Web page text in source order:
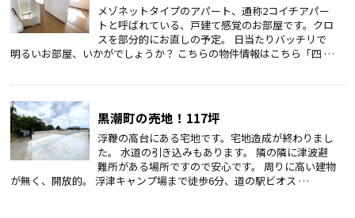
メゾネットタイプのアパート、通称2コイチアパー
トと呼ばれている、戸建て感覚のお部屋です。クロ
スを部分的にお直しの予定。 日当たりバッチリで
明るいお部屋、いかがでしょうか？ こちらの物件情報はこちら「四 …
黒潮町の売地！117坪
浮鞭の高台にある宅地です。宅地造成が終わりまし
た。 水道の引き込みもあります。 隣の隣に津波避
難所がある場所ですので安心です。 周りに高い建物
が無く、開放的。 浮津キャンプ場まで徒歩6分、道の駅ビオス …